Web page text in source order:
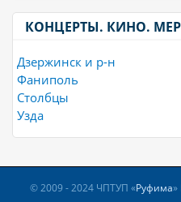
КОНЦЕРТЫ. КИНО.
Дзержинск и р-н
Фаниполь
Столбцы
Узда
© 2009 - 2024 ЧПТУП «Руфима»